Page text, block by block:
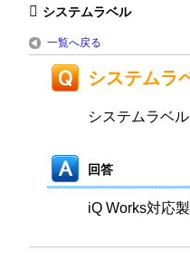
システムラベル
一覧へ戻る
システムラ
システムラベル
回答
iQ Works対応